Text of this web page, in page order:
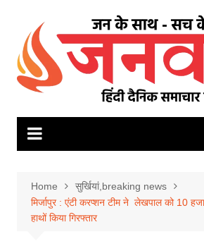
content
Home
सुर्खियां,breaking news
मिर्जापुर : एंटी करप्शन टीम ने लेखपाल को 10
हाथों किया गिरफ्तार